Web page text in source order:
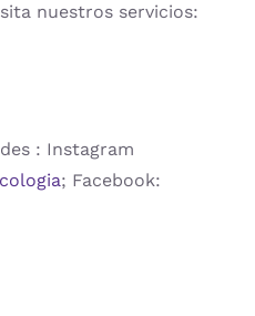
nuestros servicios:
: Instagram
; Facebook: